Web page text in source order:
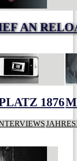
AN
1876